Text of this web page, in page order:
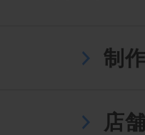
制
店